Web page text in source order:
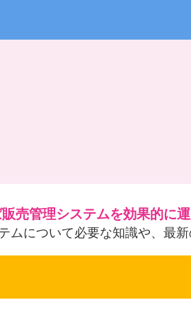
売管理システムを効果的に運
ムについて必要な知識や、最